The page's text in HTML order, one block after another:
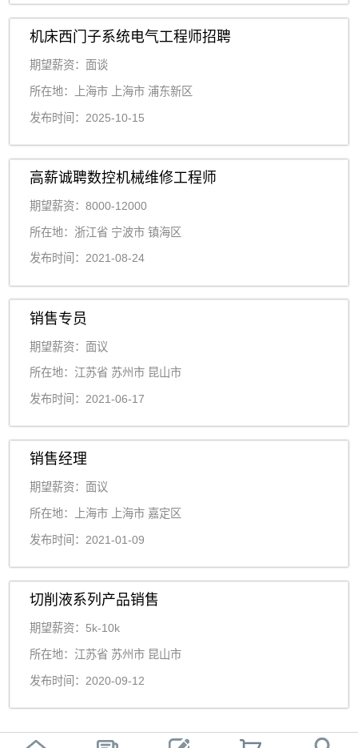
机床西门子系统电气工程师招聘
期望薪资：面谈
所在地：上海市 上海市 浦东新区
发布时间：2025-10-15
高薪诚聘数控机械维修工程师
期望薪资：8000-12000
所在地：浙江省 宁波市 镇海区
发布时间：2021-08-24
销售专员
期望薪资：面议
所在地：江苏省 苏州市 昆山市
发布时间：2021-06-17
销售经理
期望薪资：面议
所在地：上海市 上海市 嘉定区
发布时间：2021-01-09
切削液系列产品销售
期望薪资：5k-10k
所在地：江苏省 苏州市 昆山市
发布时间：2020-09-12